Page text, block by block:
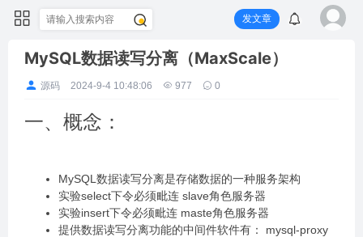
发文章
MySQL数据读写分离（MaxScale）
源码 2024-9-4 10:48:06 977 0
一、概念：
MySQL数据读写分离是存储数据的一种服务架构
实验select下令必须毗连 slave角色服务器
实验insert下令必须毗连 maste角色服务器
提供数据读写分离功能的中间件软件有： mysql-proxy